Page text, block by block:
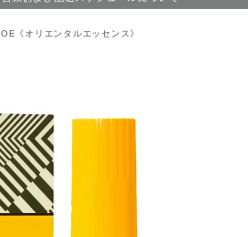
《オリエンタルエッセンス》